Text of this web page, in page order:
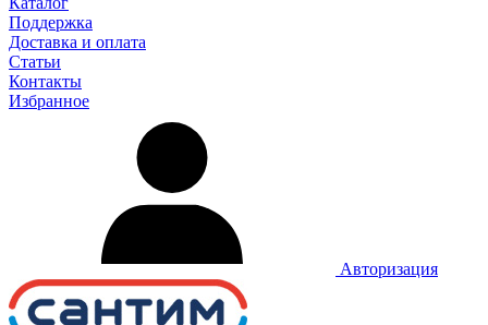
Поддержка
Доставка и оплата
Статьи
Контакты
Избранное
Авторизация